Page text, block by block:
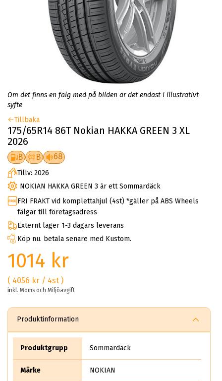
Om det finns en fälg med på bilden är det endast i illustrativt
syfte
Tillbaka
175/65R14 86T Nokian HAKKA GREEN 3 XL
2026
B B 68
Tillv: 2026
NOKIAN HAKKA GREEN 3 är ett Sommardäck
FRI FRAKT vid komplettahjul (4st) *gäller på ABS Wheels
fälgar till företagsadress
Externt lager 1-3 dagars leverans
Köp nu. betala senare med Kustom.
1014 kr
( 4056 kr / 4st )
inkl. Moms och Miljöavgift
Produktinformation
Produktgrupp Sommardäck
Märke NOKIAN